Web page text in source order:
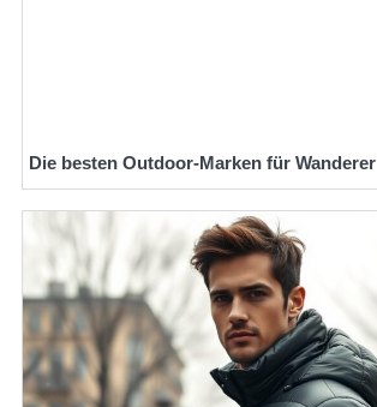
Die besten Outdoor-Marken für Wanderer